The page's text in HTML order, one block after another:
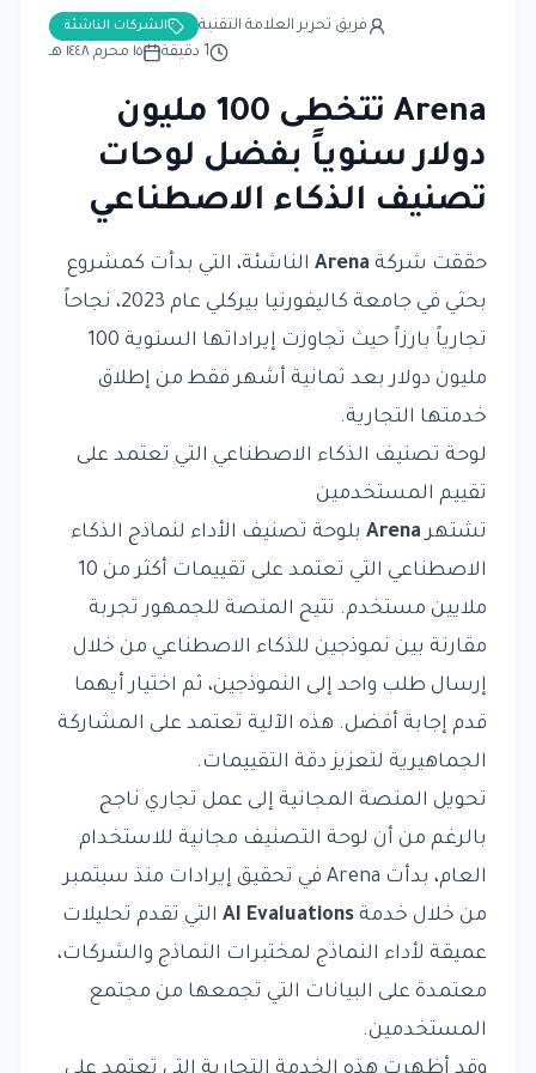
الشركات الناشئة
فريق تحرير العلامة التقنية
١٥ محرم ١٤٤٨ هـ
1 دقيقة
Arena تتخطى 100 مليون
دولار سنوياً بفضل لوحات
تصنيف الذكاء الاصطناعي
حققت شركة Arena الناشئة، التي بدأت كمشروع
بحثي في جامعة كاليفورنيا بيركلي عام 2023، نجاحاً
تجارياً بارزاً حيث تجاوزت إيراداتها السنوية 100
مليون دولار بعد ثمانية أشهر فقط من إطلاق
خدمتها التجارية.
لوحة تصنيف الذكاء الاصطناعي التي تعتمد على
تقييم المستخدمين
تشتهرArena بلوحة تصنيف الأداء لنماذج الذكاء
الاصطناعي التي تعتمد على تقييمات أكثر من 10
ملايين مستخدم. تتيح المنصة للجمهور تجربة
مقارنة بين نموذجين للذكاء الاصطناعي من خلال
إرسال طلب واحد إلى النموذجين، ثم اختيار أيهما
قدم إجابة أفضل. هذه الآلية تعتمد على المشاركة
الجماهيرية لتعزيز دقة التقييمات.
تحويل المنصة المجانية إلى عمل تجاري ناجح
بالرغم من أن لوحة التصنيف مجانية للاستخدام
العام، بدأت Arena في تحقيق إيرادات منذ سبتمبر
من خلال خدمة AI Evaluations التي تقدم تحليلات
عميقة لأداء النماذج لمختبرات النماذج والشركات،
معتمدة على البيانات التي تجمعها من مجتمع
المستخدمين.